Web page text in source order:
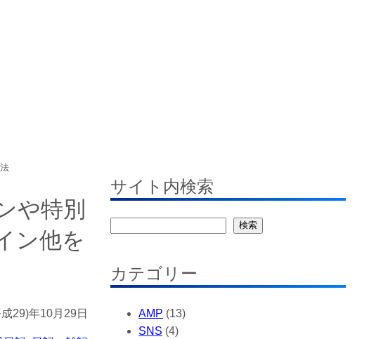
や特別
ン他を
29)年10月29日
サイト内検索
検索
カテゴリー
AMP (13)
SNS (4)